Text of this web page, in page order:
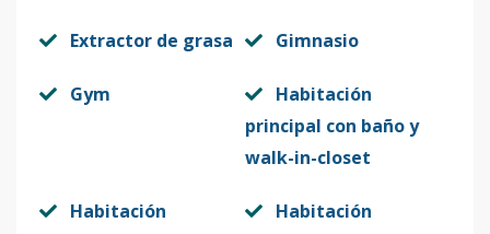
Extractor de grasa Gimnasio
Gym
Habitación
principal con baño y
walk-in-closet
Habitación
Habitación